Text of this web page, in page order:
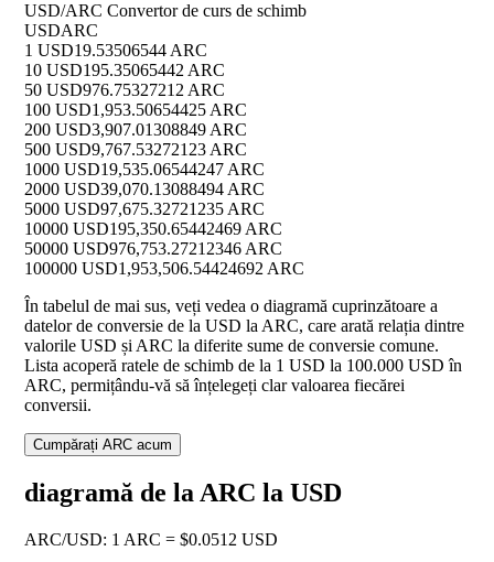
USD/ARC Convertor de curs de schimb
USDARC
1 USD19.53506544 ARC
10 USD195.35065442 ARC
50 USD976.75327212 ARC
100 USD1,953.50654425 ARC
200 USD3,907.01308849 ARC
500 USD9,767.53272123 ARC
1000 USD19,535.06544247 ARC
2000 USD39,070.13088494 ARC
5000 USD97,675.32721235 ARC
10000 USD195,350.65442469 ARC
50000 USD976,753.27212346 ARC
100000 USD1,953,506.54424692 ARC
În tabelul de mai sus, veți vedea o diagramă cuprinzătoare a
datelor de conversie de la USD la ARC, care arată relația dintre
valorile USD și ARC la diferite sume de conversie comune.
Lista acoperă ratele de schimb de la 1 USD la 100.000 USD în
ARC, permițându-vă să înțelegeți clar valoarea fiecărei
conversii.
Cumpărați ARC acum
diagramă de la ARC la USD
ARC/USD: 1 ARC = $0.0512 USD